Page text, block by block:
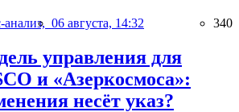
анализ, 06 августа, 14:32 340
управления для
и «Азеркосмоса»:
несёт указ?